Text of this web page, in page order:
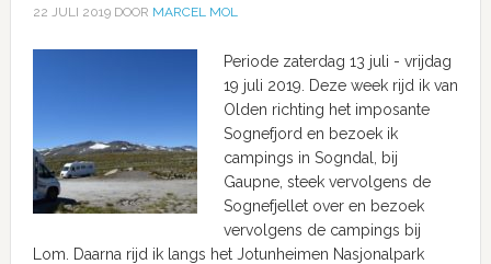
22 JULI 2019DOOR MARCEL MOL
Periode zaterdag 13 juli - vrijdag
19 juli 2019. Deze week rijd ik van
Olden richting het imposante
Sognefjord en bezoek ik
campings in Sogndal, bij
Gaupne, steek vervolgens de
Sognefjellet over en bezoek
vervolgens de campings bij
Lom. Daarna rijd ik langs het Jotunheimen Nasjonalpark